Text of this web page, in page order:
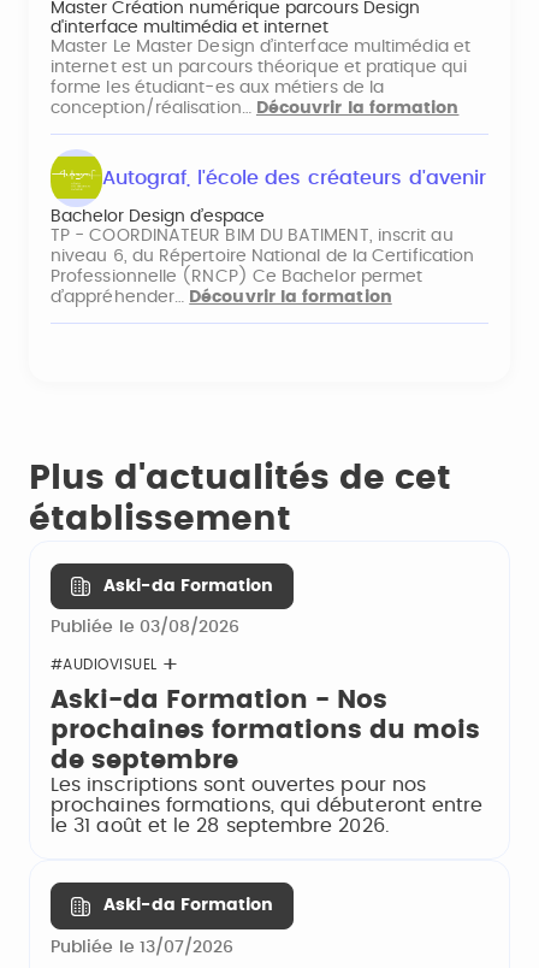
Master Création numérique parcours Design
d'interface multimédia et internet
Master Le Master Design d’interface multimédia et
internet est un parcours théorique et pratique qui
forme les étudiant-es aux métiers de la
conception/réalisation… Découvrir la formation
Autograf, l'école des créateurs d'avenir
Bachelor Design d’espace
TP - COORDINATEUR BIM DU BATIMENT, inscrit au
niveau 6, du Répertoire National de la Certification
Professionnelle (RNCP) Ce Bachelor permet
d’appréhender… Découvrir la formation
Plus d'actualités de cet
établissement
Aski-da Formation
Publiée le 03/08/2026
#AUDIOVISUEL
Aski-da Formation - Nos
prochaines formations du mois
de septembre
Les inscriptions sont ouvertes pour nos
prochaines formations, qui débuteront entre
le 31 août et le 28 septembre 2026.
Aski-da Formation
Publiée le 13/07/2026